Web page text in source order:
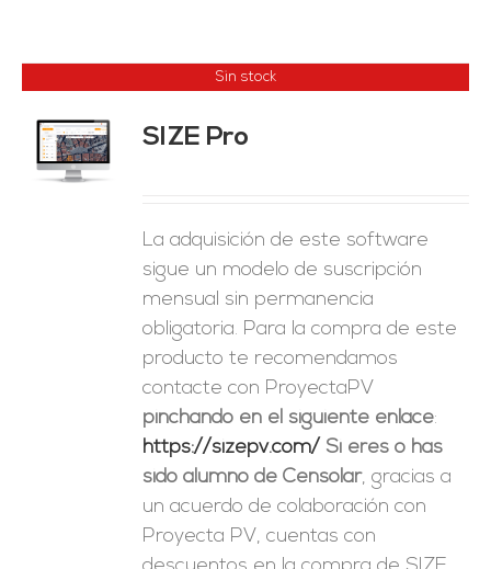
Sin stock
SIZE Pro
La adquisición de este software
sigue un modelo de suscripción
mensual sin permanencia
obligatoria. Para la compra de este
producto te recomendamos
contacte con ProyectaPV
pinchando en el siguiente enlace:
https://sizepv.com/ Si eres o has
sido alumno de Censolar, gracias a
un acuerdo de colaboración con
Proyecta PV, cuentas con